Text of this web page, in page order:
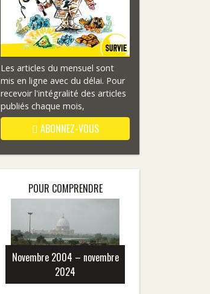
Les articles du mensuel sont
mis en ligne avec du délai. Pour
recevoir l'intégralité des articles
publiés chaque mois,
ABONNEZ-VOUS
POUR COMPRENDRE
Novembre 2004 – novembre
2024